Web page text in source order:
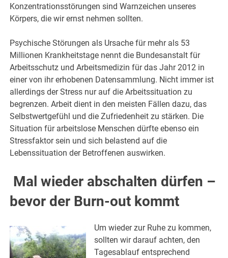
Konzentrationsstörungen sind Warnzeichen unseres
Körpers, die wir ernst nehmen sollten.
Psychische Störungen als Ursache für mehr als 53
Millionen Krankheitstage nennt die Bundesanstalt für
Arbeitsschutz und Arbeitsmedizin für das Jahr 2012 in
einer von ihr erhobenen Datensammlung. Nicht immer ist
allerdings der Stress nur auf die Arbeitssituation zu
begrenzen. Arbeit dient in den meisten Fällen dazu, das
Selbstwertgefühl und die Zufriedenheit zu stärken. Die
Situation für arbeitslose Menschen dürfte ebenso ein
Stressfaktor sein und sich belastend auf die
Lebenssituation der Betroffenen auswirken.
Mal wieder abschalten dürfen –
bevor der Burn-out kommt
Um wieder zur Ruhe zu kommen,
sollten wir darauf achten, den
Tagesablauf entsprechend